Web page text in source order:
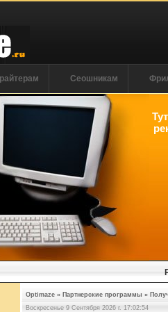
Сеошникам
Optimaze » Партнерские программы »
Воскресенье 9 Сентября 2026 г. 17:02:54